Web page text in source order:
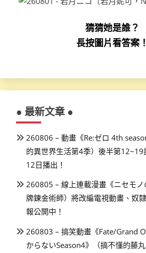
猜猜她是誰？
長按圖片看答案！
● 最新文章 ●
260806 – 動畫《Re:ゼロ 4th
的異世界生活第4季）後半第12~19
12日播出！
260805 – 線上連載漫畫《ニセモ
牌鍊金術師）將改編電視動畫、奴
報公開中！
260803 – 搞笑動畫《Fate/Grand
からないSeason4》（搞不懂的藤